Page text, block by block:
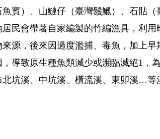
魚賓）、山鰱仔（臺灣鬚鱲）、石貼
居民會帶著自家編製的竹編漁具，利
來源，後來因過度濫捕、毒魚，加上
，導致原生種魚類減少或瀕臨滅絕1，
北坑溪、中坑溪、橫流溪、東卯溪…